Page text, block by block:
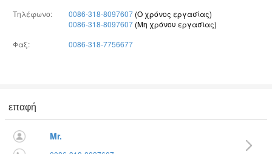
Τηλέφωνο: 0086-318-8097607 (Ο χρόνος εργασίας)
0086-318-8097607 (Μη χρόνου εργασίας)
Φαξ:
0086-318-7756677
επαφή
Mr.